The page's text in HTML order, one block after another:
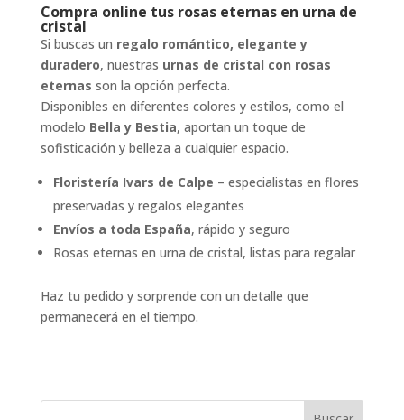
Compra online tus rosas eternas en urna de
cristal
Si buscas un regalo romántico, elegante y
duradero, nuestras urnas de cristal con rosas
eternas son la opción perfecta.
Disponibles en diferentes colores y estilos, como el
modelo Bella y Bestia, aportan un toque de
sofisticación y belleza a cualquier espacio.
Floristería Ivars de Calpe – especialistas en flores
preservadas y regalos elegantes
Envíos a toda España, rápido y seguro
Rosas eternas en urna de cristal, listas para regalar
Haz tu pedido y sorprende con un detalle que
permanecerá en el tiempo.